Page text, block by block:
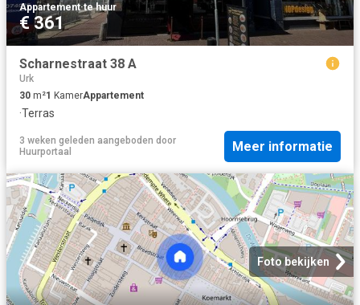
Appartement·te huur
€ 361
Scharnestraat 38 A
Urk
30 m²1 KamerAppartement
·Terras
3 weken geleden aangeboden door
Huurportaal
Meer informatie
Foto bekijken